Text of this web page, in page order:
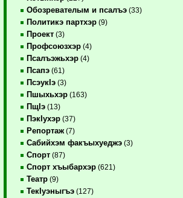
Обозревателым и псалъэ (33)
Политикэ партхэр (9)
Проект (3)
Профсоюзхэр (4)
Псалъэжьхэр (4)
Псапэ (61)
ПсэукIэ (3)
Пшыхьхэр (163)
ПщIэ (13)
ПэкIухэр (37)
Репортаж (7)
Сабийхэм факъыхуеджэ (3)
Спорт (87)
Спорт хъыбархэр (621)
Театр (9)
ТекIуэныгъэ (127)